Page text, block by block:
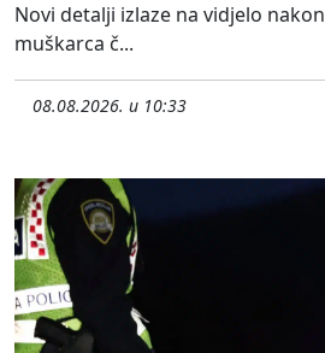
Novi detalji izlaze na vidjelo
muškarca č...
08.08.2026. u 10:33